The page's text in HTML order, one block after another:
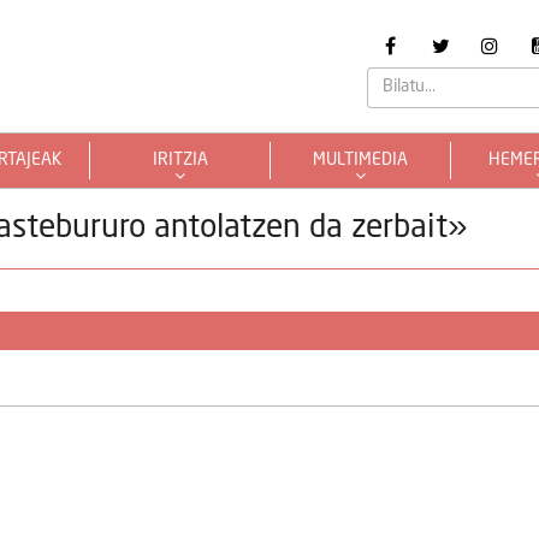
IRITZIA MULTIMEDIA
antolatzen da zerbait»